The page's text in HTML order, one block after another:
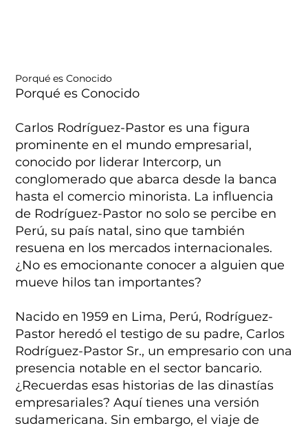
Porqué es Conocido
Porqué es Conocido
Carlos Rodríguez-Pastor es una figura
prominente en el mundo empresarial,
conocido por liderar Intercorp, un
conglomerado que abarca desde la banca
hasta el comercio minorista. La influencia
de Rodríguez-Pastor no solo se percibe en
Perú, su país natal, sino que también
resuena en los mercados internacionales.
¿No es emocionante conocer a alguien que
mueve hilos tan importantes?
Nacido en 1959 en Lima, Perú, Rodríguez-
Pastor heredó el testigo de su padre, Carlos
Rodríguez-Pastor Sr., un empresario con una
presencia notable en el sector bancario.
¿Recuerdas esas historias de las dinastías
empresariales? Aquí tienes una versión
sudamericana. Sin embargo, el viaje de